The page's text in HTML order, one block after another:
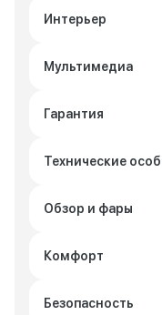
Интерьер
Мультимедиа
Гарантия
Технические
Обзор и фары
Комфорт
Безопасность